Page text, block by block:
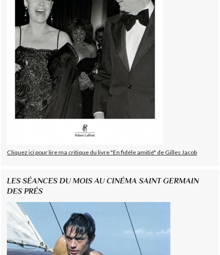
Cliquez ici pour lire ma critique du livre "En fidèle amitié" de Gilles Jacob
LES SÉANCES DU MOIS AU CINÉMA SAINT GERMAIN
DES PRÉS